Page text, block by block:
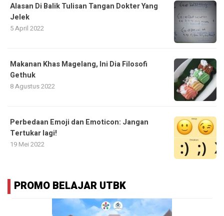
Alasan Di Balik Tulisan Tangan Dokter Yang
Jelek
5 April 2022
Makanan Khas Magelang, Ini Dia Filosofi
Gethuk
8 Agustus 2022
Perbedaan Emoji dan Emoticon: Jangan
Tertukar lagi!
19 Mei 2022
PROMO BELAJAR UTBK